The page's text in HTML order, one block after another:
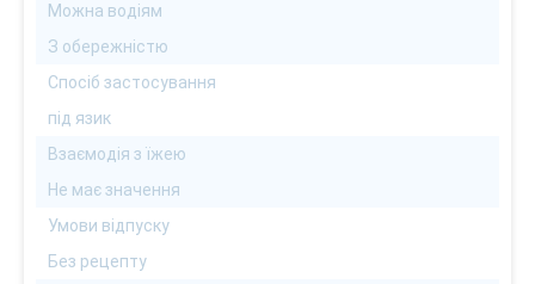
Можна водіям
З обережністю
Спосіб застосування
під язик
Взаємодія з їжею
Не має значення
Умови відпуску
Без рецепту